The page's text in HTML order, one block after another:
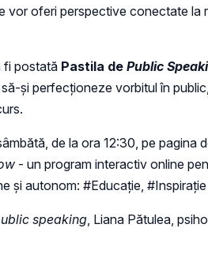
vor oferi perspective conectate la
fi postată Pastila de Public
și perfecționeze vorbitul în
de la ora 12:30, pe pagina
- un program interactiv online
și autonom: #Educație,
speaking, Liana Pătulea,